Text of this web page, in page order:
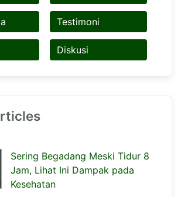
Testimoni
Diskusi
Sering Begadang Meski Tidur 8
Jam, Lihat Ini Dampak pada
Kesehatan